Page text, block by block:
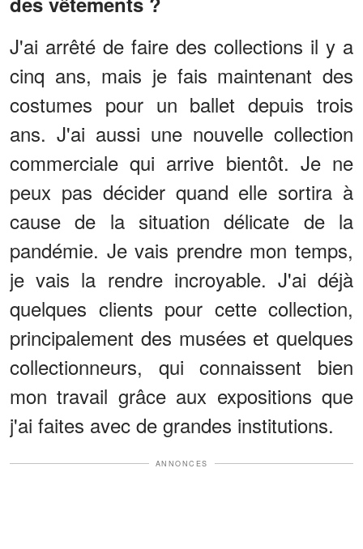
J'ai arrêté de faire des collections il y a
cinq ans, mais je fais maintenant des
costumes pour un ballet depuis trois
ans. J'ai aussi une nouvelle collection
commerciale qui arrive bientôt. Je ne
peux pas décider quand elle sortira à
cause de la situation délicate de la
pandémie. Je vais prendre mon temps,
je vais la rendre incroyable. J'ai déjà
quelques clients pour cette collection,
principalement des musées et quelques
collectionneurs, qui connaissent bien
mon travail grâce aux expositions que
j'ai faites avec de grandes institutions.
ANNONCES